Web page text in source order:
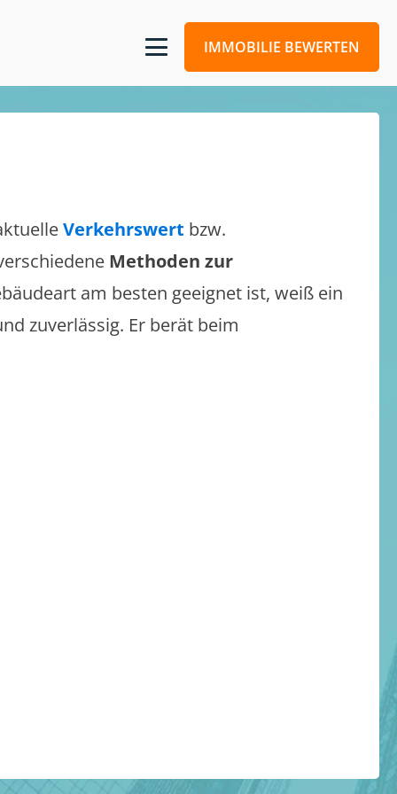
IMMOBILIE BEWERTEN
Verkehrswert bzw.
Methoden zur
am besten geeignet ist, weiß ein
zuverlässig. Er berät beim